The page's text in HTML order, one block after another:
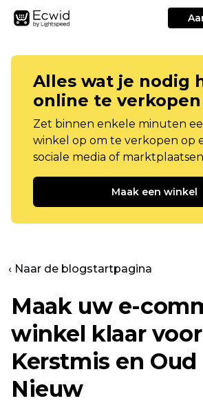
Alles wat je nodig
online te verkopen
Zet binnen enkele minuten
winkel op om te verkopen op
sociale media of
Maak een winkel
‹ Naar de blogstartpagina
Maak uw e-
winkel klaar voor
Kerstmis en Oud
Nieuw